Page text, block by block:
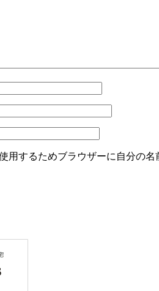
用するためブラウザーに自分の名